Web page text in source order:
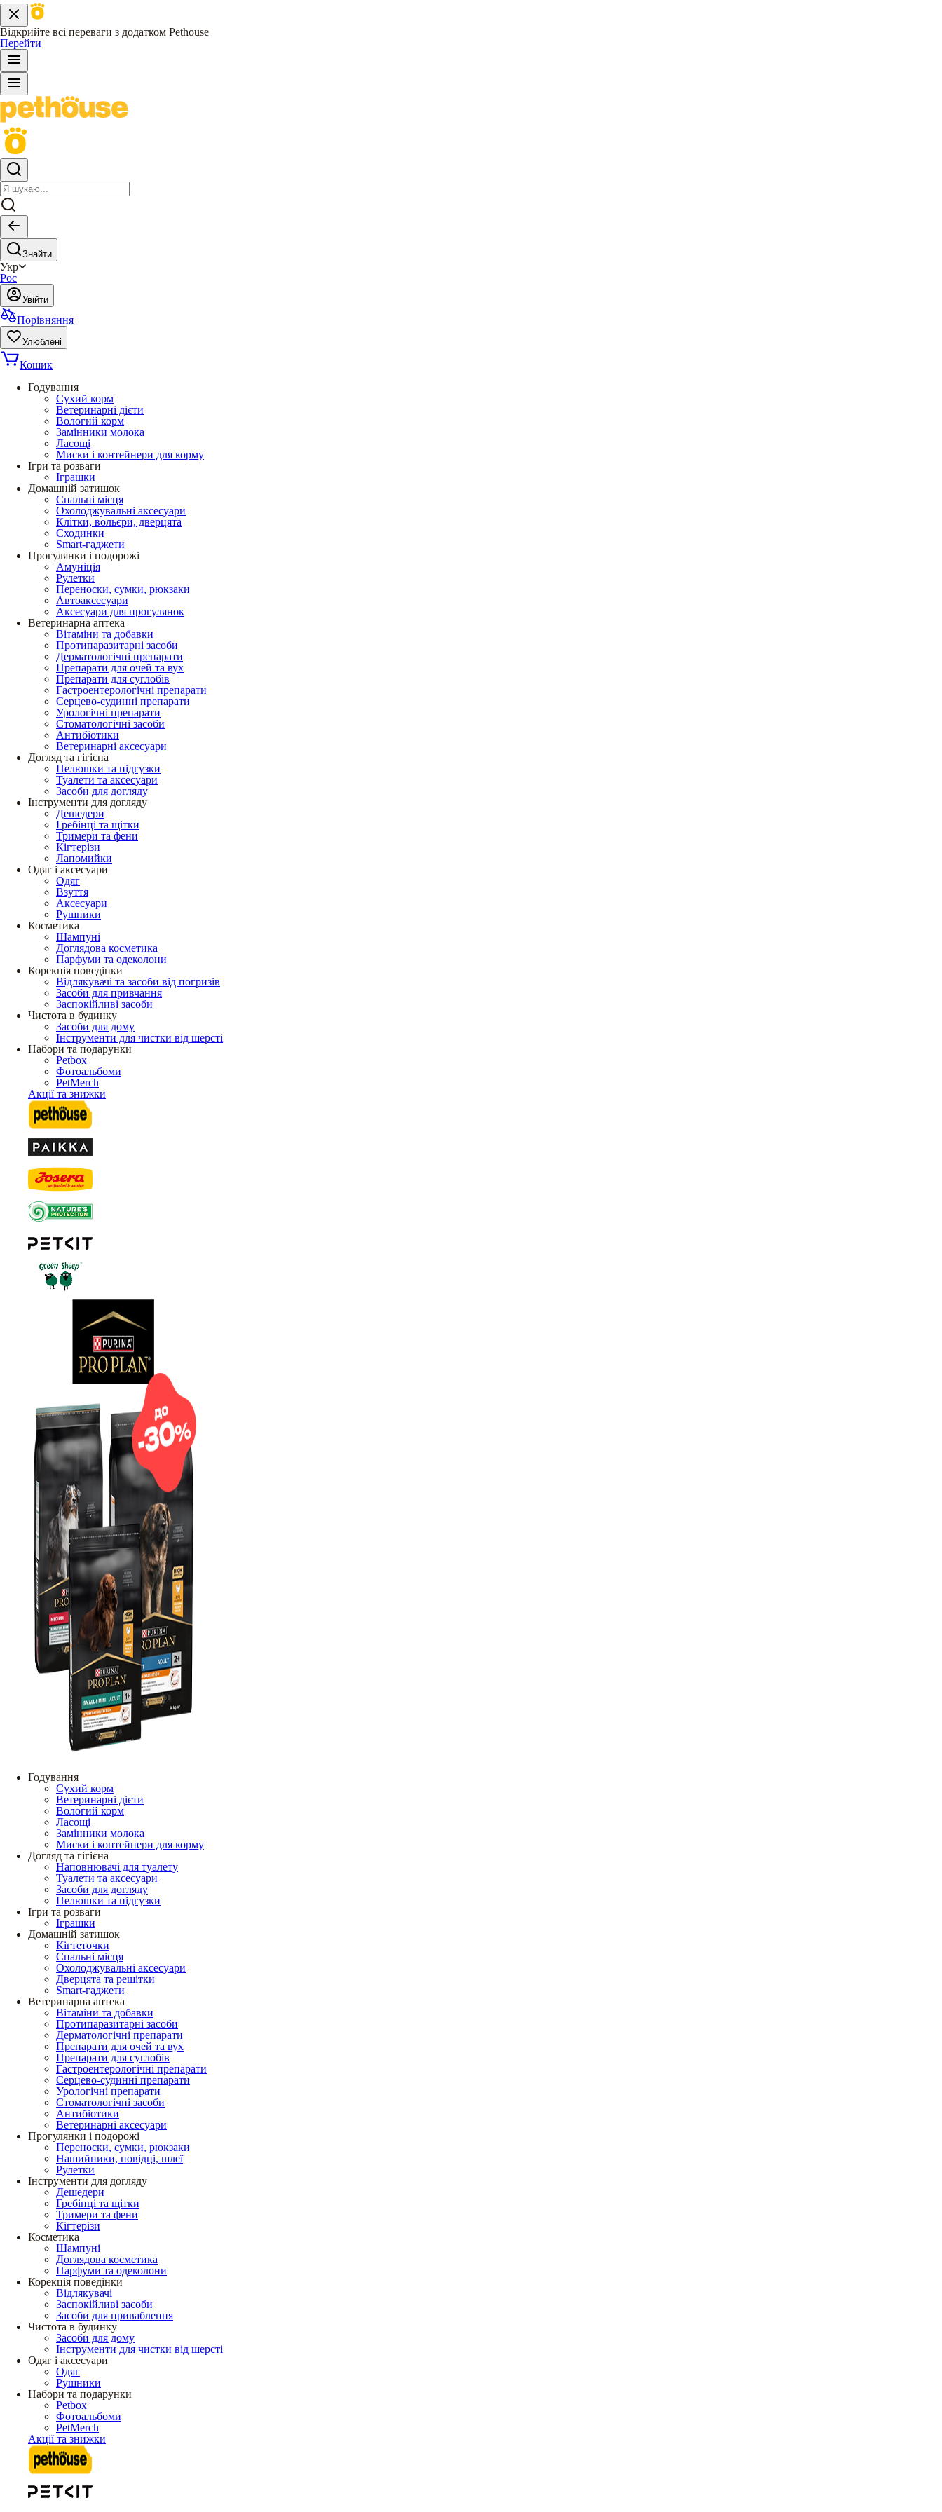
Відкрийте всі переваги з додатком Pethouse
Перейти
Знайти
Укр
Рос
Увійти
Порівняння
Улюблені
Кошик
Годування
Сухий корм
Ветеринарні дієти
Вологий корм
Замінники молока
Ласощі
Миски і контейнери для корму
Ігри та розваги
Іграшки
Домашній затишок
Спальні місця
Охолоджувальні аксесуари
Клітки, вольєри, дверцята
Сходинки
Smart-гаджети
Прогулянки і подорожі
Амуніція
Рулетки
Переноски, сумки, рюкзаки
Автоаксесуари
Аксесуари для прогулянок
Ветеринарна аптека
Вітаміни та добавки
Протипаразитарні засоби
Дерматологічні препарати
Препарати для очей та вух
Препарати для суглобів
Гастроентерологічні препарати
Серцево-судинні препарати
Урологічні препарати
Стоматологічні засоби
Антибіотики
Ветеринарні аксесуари
Догляд та гігієна
Пелюшки та підгузки
Туалети та аксесуари
Засоби для догляду
Інструменти для догляду
Дешедери
Гребінці та щітки
Тримери та фени
Кігтерізи
Лапомийки
Одяг і аксесуари
Одяг
Взуття
Аксесуари
Рушники
Косметика
Шампуні
Доглядова косметика
Парфуми та одеколони
Корекція поведінки
Відлякувачі та засоби від погризів
Засоби для привчання
Заспокійливі засоби
Чистота в будинку
Засоби для дому
Інструменти для чистки від шерсті
Набори та подарунки
Petbox
Фотоальбоми
PetMerch
Акції та знижки
Годування
Сухий корм
Ветеринарні дієти
Вологий корм
Ласощі
Замінники молока
Миски і контейнери для корму
Догляд та гігієна
Наповнювачі для туалету
Туалети та аксесуари
Засоби для догляду
Пелюшки та підгузки
Ігри та розваги
Іграшки
Домашній затишок
Кігтеточки
Спальні місця
Охолоджувальні аксесуари
Дверцята та решітки
Smart-гаджети
Ветеринарна аптека
Вітаміни та добавки
Протипаразитарні засоби
Дерматологічні препарати
Препарати для очей та вух
Препарати для суглобів
Гастроентерологічні препарати
Серцево-судинні препарати
Урологічні препарати
Стоматологічні засоби
Антибіотики
Ветеринарні аксесуари
Прогулянки і подорожі
Переноски, сумки, рюкзаки
Нашийники, повідці, шлеї
Рулетки
Інструменти для догляду
Дешедери
Гребінці та щітки
Тримери та фени
Кігтерізи
Косметика
Шампуні
Доглядова косметика
Парфуми та одеколони
Корекція поведінки
Відлякувачі
Заспокійливі засоби
Засоби для приваблення
Чистота в будинку
Засоби для дому
Інструменти для чистки від шерсті
Одяг і аксесуари
Одяг
Рушники
Набори та подарунки
Petbox
Фотоальбоми
PetMerch
Акції та знижки